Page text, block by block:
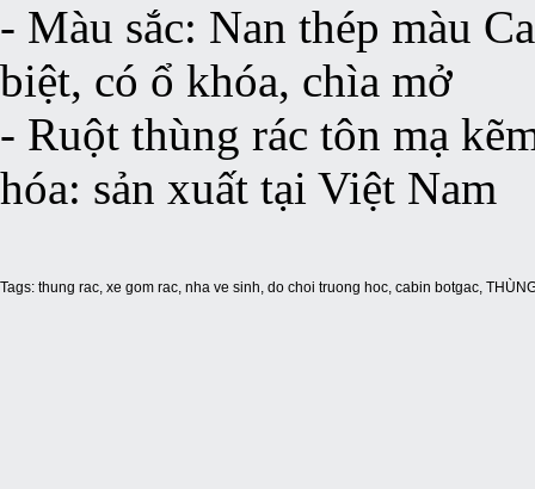
- Màu sắc: Nan thép màu
biệt, có ổ khóa, chìa mở
- Ruột thùng rác tôn mạ
hóa: sản xuất tại Việt Nam
Tags: thung rac, xe gom rac, nha ve sinh, do choi truong hoc, cabin botgac,